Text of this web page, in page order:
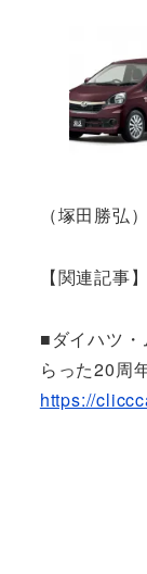
（塚田勝弘）
【関連記事】
■ダイハツ
らった20周
https://